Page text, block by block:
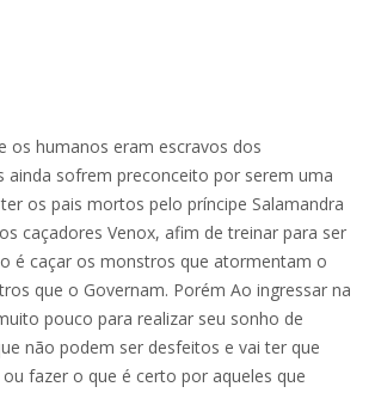
os humanos eram escravos dos
ainda sofrem preconceito por serem uma
os pais mortos pelo príncipe Salamandra
caçadores Venox, afim de treinar para ser
é caçar os monstros que atormentam o
que o Governam. Porém Ao ingressar na
pouco para realizar seu sonho de
não podem ser desfeitos e vai ter que
fazer o que é certo por aqueles que